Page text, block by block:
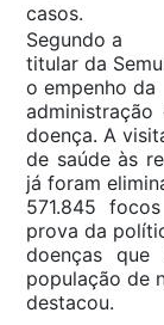
casos.
Segundo a
titular da
o empenho da
doença. A
de saúde às
já foram
571.845
prova da
doenças
população de
destacou.